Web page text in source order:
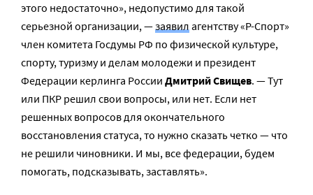
этого недостаточно», недопустимо для такой
серьезной организации, —заявилагентству «Р-Спорт»
член комитета Госдумы РФ по физической культуре,
спорту, туризму и делам молодежи и президент
Федерации керлинга России Дмитрий Свищев. — Тут
или ПКР решил свои вопросы, или нет. Если нет
решенных вопросов для окончательного
восстановления статуса, то нужно сказать четко — что
не решили чиновники. И мы, все федерации, будем
помогать, подсказывать, заставлять».